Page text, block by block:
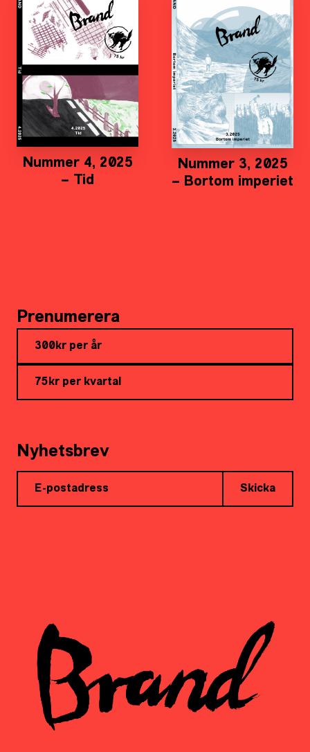
Nummer 4, 2025
– Tid
Nummer 3, 2025
– Bortom imperiet
Prenumerera
300kr per år
75kr per kvartal
Nyhetsbrev
Skicka